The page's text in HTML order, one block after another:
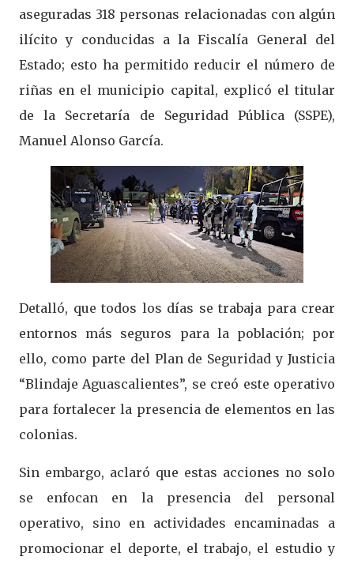
aseguradas 318 personas relacionadas con algún
ilícito y conducidas a la Fiscalía General del
Estado; esto ha permitido reducir el número de
riñas en el municipio capital, explicó el titular
de la Secretaría de Seguridad Pública (SSPE),
Manuel Alonso García.
Detalló, que todos los días se trabaja para crear
entornos más seguros para la población; por
ello, como parte del Plan de Seguridad y Justicia
“Blindaje Aguascalientes”, se creó este operativo
para fortalecer la presencia de elementos en las
colonias.
Sin embargo, aclaró que estas acciones no solo
se enfocan en la presencia del personal
operativo, sino en actividades encaminadas a
promocionar el deporte, el trabajo, el estudio y